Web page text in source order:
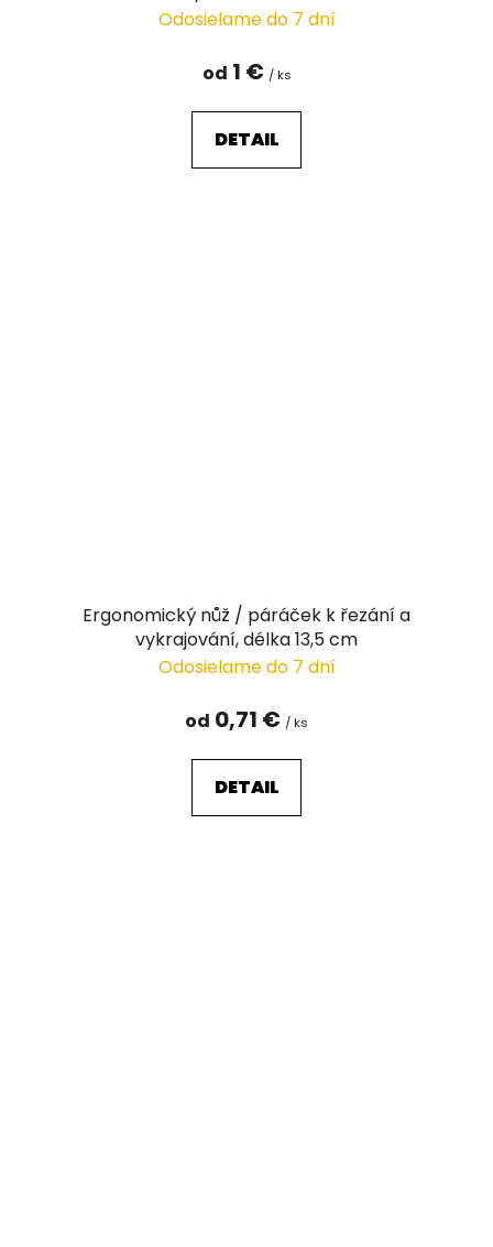
Odosielame do 7 dní
od 1 € / ks
DETAIL
Ergonomický nůž / páráček k řezání a
vykrajování, délka 13,5 cm
Odosielame do 7 dní
od 0,71 € / ks
DETAIL